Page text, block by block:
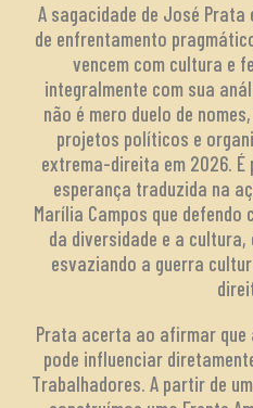
A sagacidade de José
de enfrentamento
vencem com cultura e
integralmente com sua
não é mero duelo de
projetos políticos e
extrema-direita em 2026.
esperança traduzida na
Marília Campos que
da diversidade e a
esvaziando a guerra
Prata acerta ao afirmar que
pode influenciar
Trabalhadores. A partir de